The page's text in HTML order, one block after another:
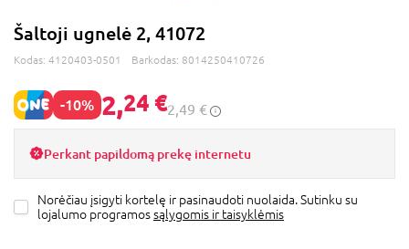
Šaltoji ugnelė 2, 41072
Kodas: 4120403-0501 Barkodas: 8014250410726
-10% 2,24 €2,49 €
Perkant papildomą prekę internetu
Norėčiau įsigyti kortelę ir pasinaudoti nuolaida. Sutinku su
lojalumo programossąlygomis ir taisyklėmis